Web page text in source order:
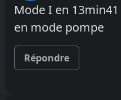
Mode I en
en mode pompe
Répondre